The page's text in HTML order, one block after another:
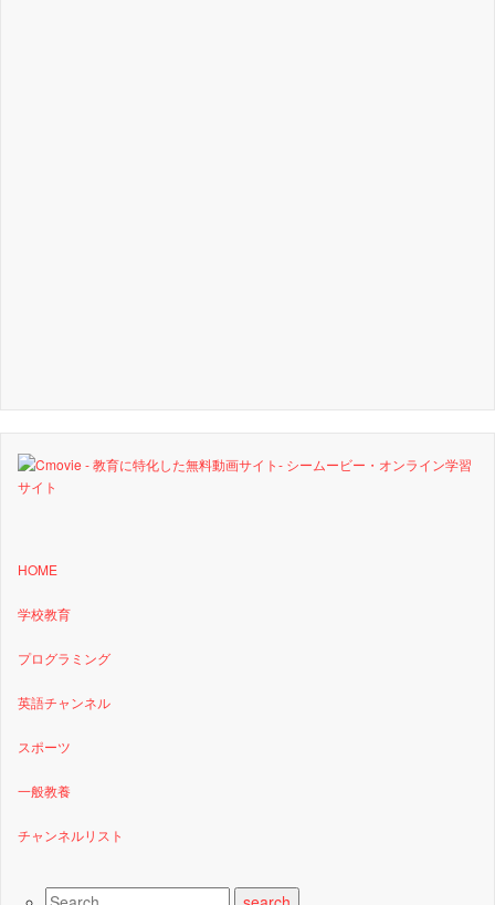
HOME
学校教育
プログラミング
英語チャンネル
スポーツ
一般教養
チャンネルリスト